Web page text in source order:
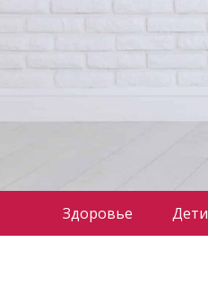
Здоровье Дети